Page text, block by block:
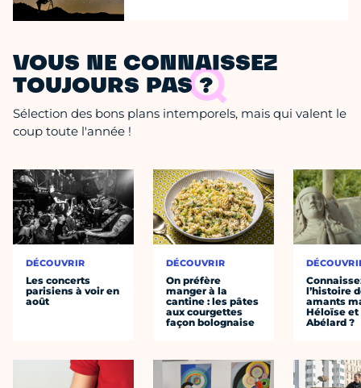
VOUS NE CONNAISSEZ
TOUJOURS PAS ?
Sélection des bons plans intemporels, mais qui valent le
coup toute l'année !
DÉCOUVRIR
Les concerts
parisiens à voir en
août
DÉCOUVRIR
On préfère
manger à la
cantine : les pâtes
aux courgettes
façon bolognaise
l’histoire
amants
Héloïse et
Abélard ?